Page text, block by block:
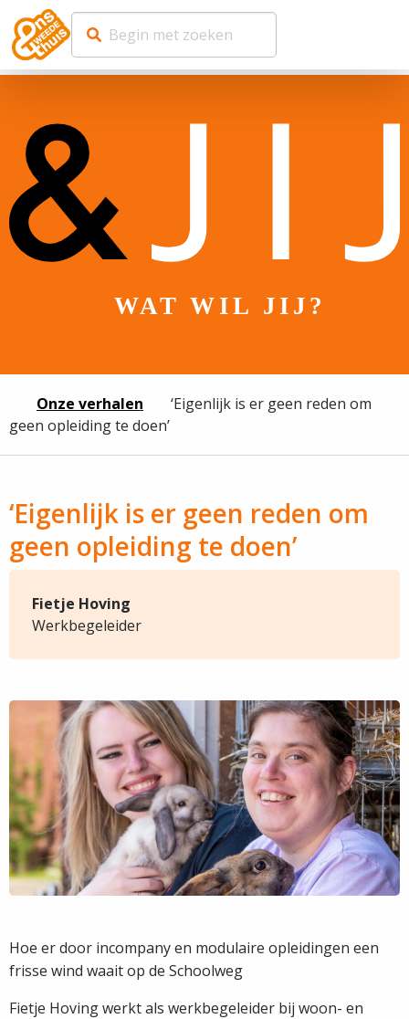
WAT WIL JIJ?
Onze verhalen
‘Eigenlijk is er geen reden om
geen opleiding te doen’
‘Eigenlijk is er geen reden om
geen opleiding te doen’
Fietje Hoving
Werkbegeleider
Hoe er door incompany en modulaire opleidingen een
frisse wind waait op de Schoolweg
Fietje Hoving werkt als werkbegeleider bij woon- en